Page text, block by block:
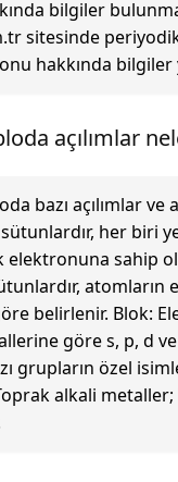
bilgiler
sitesinde
hakkında bilgiler
açılımlar
bazı açılımlar ve
her biri
sahip
atomların
belirlenir. Blok:
göre s, p, d ve
grupların özel
alkali